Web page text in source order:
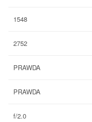
1548
2752
PRAWDA
PRAWDA
f/2.0